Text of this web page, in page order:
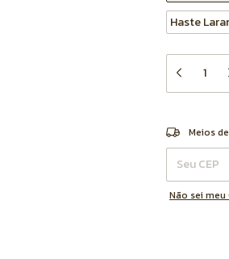
Haste
Entregas para
Meios
Não sei meu